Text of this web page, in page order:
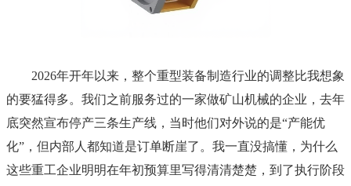
2026年开年以来，整个重型装备制造行业的调整比我想象
的要猛得多。我们之前服务过的一家做矿山机械的企业，去年
底突然宣布停产三条生产线，当时他们对外说的是“产能优
化”，但内部人都知道是订单断崖了。我一直没搞懂，为什么
这些重工企业明明在年初预算里写得清清楚楚，到了执行阶段